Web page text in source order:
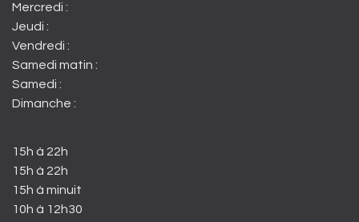
Mercredi :
Jeudi :
Vendredi :
Samedi matin :
Samedi :
Dimanche :
15h à 22h
15h à 22h
15h à minuit
10h à 12h30